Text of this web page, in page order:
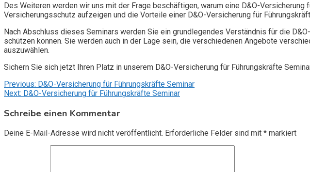
Des Weiteren werden wir uns mit der Frage beschäftigen, warum eine D&O-
Versicherungsschutz aufzeigen und die Vorteile einer D&O-Versicherung für
Nach Abschluss dieses Seminars werden Sie ein grundlegendes Verständnis für die
schützen können. Sie werden auch in der Lage sein, die verschiedenen Angebote
auszuwählen.
Sichern Sie sich jetzt Ihren Platz in unserem D&O-Versicherung für Führungskräfte
Beitragsnavigation
Previous: D&O-Versicherung für Führungskräfte Seminar
Next: D&O-Versicherung für Führungskräfte Seminar
Schreibe einen Kommentar
Deine E-Mail-Adresse wird nicht veröffentlicht. Erforderliche Felder sind mit * markiert